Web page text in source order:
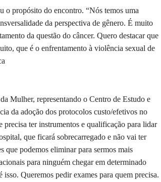
o propósito do encontro. “Nós temos uma
da perspectiva de gênero. É muito
da questão do câncer. Quero destacar que
que é o enfrentamento à violência sexual de
Mulher, representando o Centro de Estudo e
da adoção dos protocolos custo/efetivos no
ter instrumentos e qualificação para lidar
que ficará sobrecarregado e não vai ter
que podemos eliminar para sermos mais
para ninguém chegar em determinado
Queremos pedir exames para quem precisa.